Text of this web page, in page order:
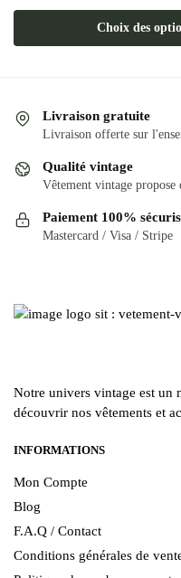
Choix des
produit
variations.
peuvent
choisies
du
Livraison gratuite
Livraison offerte sur
Qualité vintage
Vêtement vintage propose
Paiement 100%
Mastercard / Visa / Stripe
Notre univers vintage est un
découvrir nos vêtements et
INFORMATIONS
Mon Compte
Blog
F.A.Q / Contact
Conditions générales de